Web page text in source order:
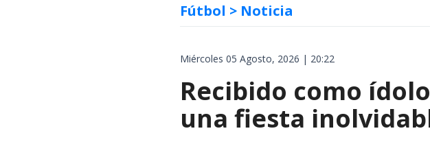
Fútbol > Noticia
Miércoles 05 Agosto, 2026 | 20:22
Recibido como
una fiesta